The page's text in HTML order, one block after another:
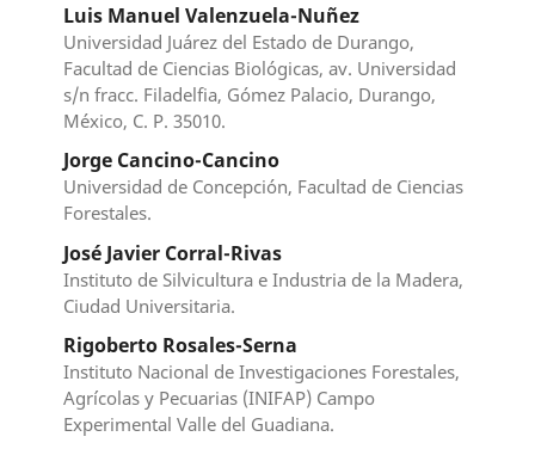
Luis Manuel Valenzuela-Nuñez
Universidad Juárez del Estado de Durango,
Facultad de Ciencias Biológicas, av. Universidad
s/n fracc. Filadelfia, Gómez Palacio, Durango,
México, C. P. 35010.
Jorge Cancino-Cancino
Universidad de Concepción, Facultad de Ciencias
Forestales.
José Javier Corral-Rivas
Instituto de Silvicultura e Industria de la Madera,
Ciudad Universitaria.
Rigoberto Rosales-Serna
Instituto Nacional de Investigaciones Forestales,
Agrícolas y Pecuarias (INIFAP) Campo
Experimental Valle del Guadiana.